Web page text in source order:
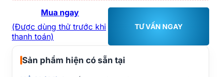
Mua ngay
(Được dùng thử trước khi
thanh toán)
TƯ VẤN NGAY
Sản phẩm hiện có sẵn tại